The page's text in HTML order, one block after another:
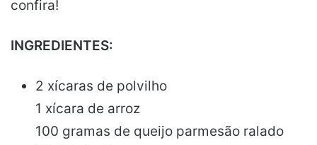
confira!
INGREDIENTES:
2 xícaras de polvilho
1 xícara de arroz
100 gramas de queijo parmesão ralado